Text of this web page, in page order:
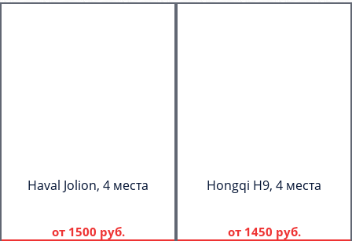
Haval Jolion, 4 места
от 1500 руб.
Hongqi H9, 4 места
от 1450 руб.